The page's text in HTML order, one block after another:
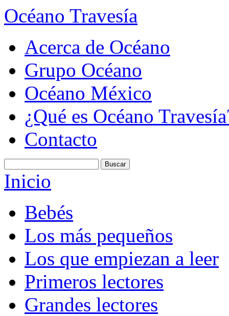
Océano Travesía
Acerca de Océano
Grupo Océano
Océano México
¿Qué es Océano
Contacto
Inicio
Bebés
Los más pequeños
Los que empiezan a leer
Primeros lectores
Grandes lectores